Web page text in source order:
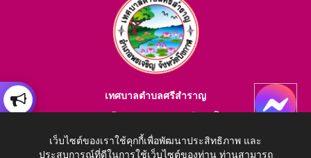
เทศบาลตำบลศรีสำราญ
E-mail : saraban_05380203@dla.go.th
เว็บไซต์ของเราใช้คุกกี้เพื่อพัฒนาประสิทธิภาพ และ
ประสบการณ์ที่ดีในการใช้เว็บไซต์ของท่าน ท่านสามารถ